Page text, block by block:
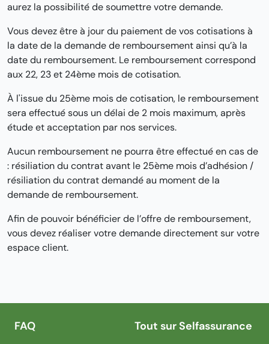
aurez la possibilité de soumettre votre demande.
Vous devez être à jour du paiement de vos cotisations à
la date de la demande de remboursement ainsi qu’à la
date du remboursement. Le remboursement correspond
aux 22, 23 et 24ème mois de cotisation.
À l'issue du 25ème mois de cotisation, le remboursement
sera effectué sous un délai de 2 mois maximum, après
étude et acceptation par nos services.
Aucun remboursement ne pourra être effectué en cas de
: résiliation du contrat avant le 25ème mois d’adhésion /
résiliation du contrat demandé au moment de la
demande de remboursement.
Afin de pouvoir bénéficier de l’offre de remboursement,
vous devez réaliser votre demande directement sur votre
espace client.
FAQ Tout sur Selfassurance